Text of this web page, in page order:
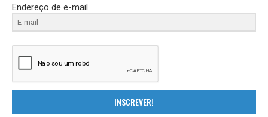
Endereço de e-mail
INSCREVER!